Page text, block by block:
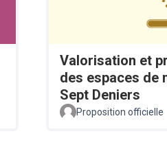
Valorisation et
des espaces de
Sept Deniers
Proposition officielle